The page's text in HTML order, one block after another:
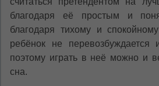
благодаря её простым и
благодаря тихому и
ребёнок не перевозбуждается
поэтому играть в неё можно и
сна.